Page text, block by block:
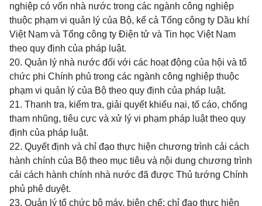
nghiệp có vốn nhà nước trong các ngành công nghiệp
thuộc phạm vi quản lý của Bộ, kể cả Tổng công ty Dầu khí
Việt Nam và Tổng công ty Điện tử và Tin học Việt Nam
theo quy định của pháp luật.
20. Quản lý nhà nước đối với các hoạt động của hội và tổ
chức phi Chính phủ trong các ngành công nghiệp thuộc
phạm vi quản lý của Bộ theo quy định của pháp luật.
21. Thanh tra, kiểm tra, giải quyết khiếu nại, tố cáo, chống
tham nhũng, tiêu cực và xử lý vi phạm pháp luật theo quy
định của pháp luật.
22. Quyết định và chỉ đạo thực hiện chương trình cải cách
hành chính của Bộ theo mục tiêu và nội dung chương trình
cải cách hành chính nhà nước đã được Thủ tướng Chính
phủ phê duyệt.
23. Quản lý tổ chức bộ máy, biên chế; chỉ đạo thực hiện